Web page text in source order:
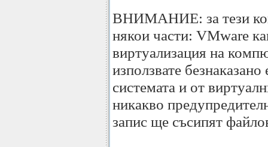
ВНИМАНИЕ: за тези
някои части: VMware
виртуализация на
използвате
системата и от
никакво
запис ще съсипят